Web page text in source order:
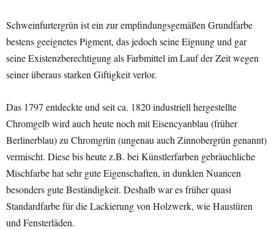
Schweinfurtergrün ist ein zur empfindungsgemäßen Grundfarbe
bestens geeignetes Pigment, das jedoch seine Eignung und gar
seine Existenzberechtigung als Farbmittel im Lauf der Zeit wegen
seiner überaus starken Giftigkeit verlor.
Das 1797 entdeckte und seit ca. 1820 industriell hergestellte
Chromgelb wird auch heute noch mit Eisencyanblau (früher
Berlinerblau) zu Chromgrün (ungenau auch Zinnobergrün genannt)
vermischt. Diese bis heute z.B. bei Künstlerfarben gebräuchliche
Mischfarbe hat sehr gute Eigenschaften, in dunklen Nuancen
besonders gute Beständigkeit. Deshalb war es früher quasi
Standardfarbe für die Lackierung von Holzwerk, wie Haustüren
und Fensterläden.